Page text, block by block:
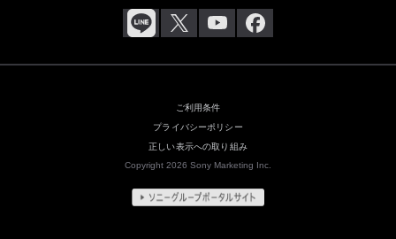
ご利用条件
プライバシーポリシー
正しい表示への取り組み
Copyright 2026 Sony Marketing Inc.